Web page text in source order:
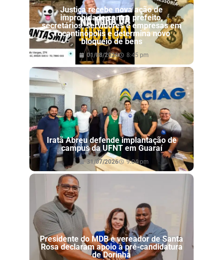
Justiça recebe nova ação de
improbidade contra prefeito,
secretários, servidores e empresas em
Tocantinópolis e determina novo
bloqueio de bens
01/08/2026 8:45 pm
Iratã Abreu defende implantação de
campus da UFNT em Guaraí
31/07/2026 9:04 pm
Presidente do MDB e vereador de Santa
Rosa declaram apoio à pré-candidatura
de Dorinha